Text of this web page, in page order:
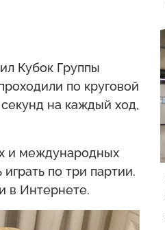
Кубок Группы
по круговой
на каждый ход,
и международных
по три партии.
в Интернете.